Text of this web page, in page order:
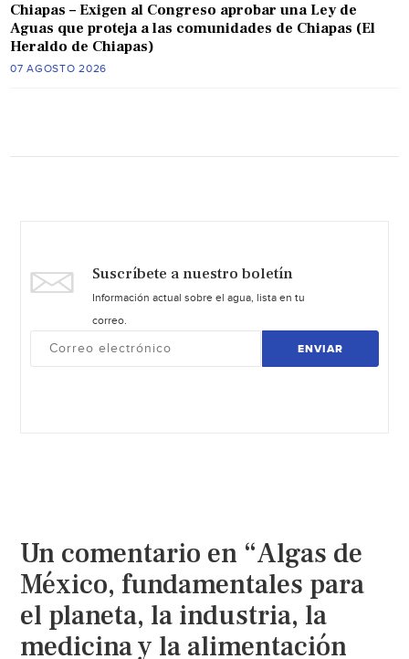
Chiapas – Exigen al Congreso aprobar una Ley de
Aguas que proteja a las comunidades de Chiapas (El
Heraldo de Chiapas)
07 AGOSTO 2026
Suscríbete a nuestro boletín
Información actual sobre el agua, lista en tu
correo.
ENVIAR
Un comentario en “Algas de
México, fundamentales para
el planeta, la industria, la
medicina y la alimentación